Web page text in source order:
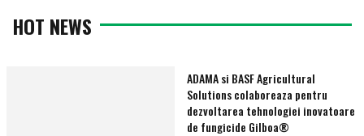
HOT NEWS
ADAMA si BASF Agricultural
Solutions colaboreaza pentru
dezvoltarea tehnologiei inovatoare
de fungicide Gilboa®